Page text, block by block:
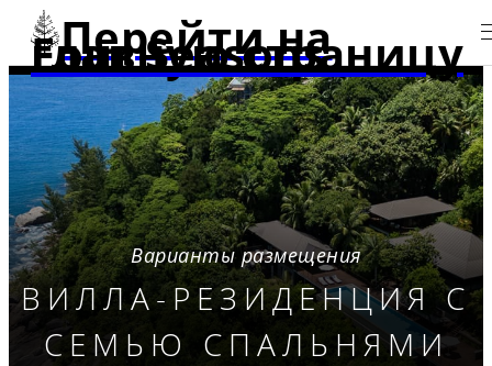
Перейти на
главную страницу Four Seasons
Варианты размещения
ВИЛЛА-РЕЗИДЕНЦИЯ С
СЕМЬЮ СПАЛЬНЯМИ